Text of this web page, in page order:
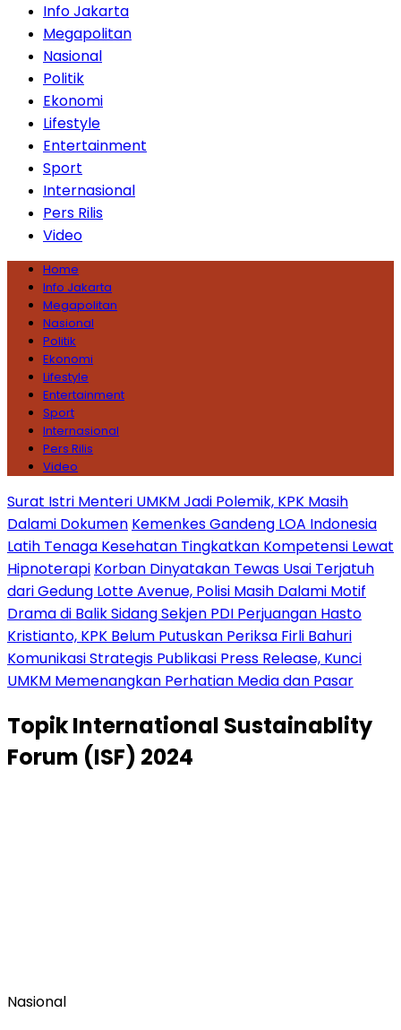
Info Jakarta
Megapolitan
Nasional
Politik
Ekonomi
Lifestyle
Entertainment
Sport
Internasional
Pers Rilis
Video
Home
Info Jakarta
Megapolitan
Nasional
Politik
Ekonomi
Lifestyle
Entertainment
Sport
Internasional
Pers Rilis
Video
Surat Istri Menteri UMKM Jadi Polemik, KPK Masih
Dalami Dokumen Kemenkes Gandeng LOA Indonesia
Latih Tenaga Kesehatan Tingkatkan Kompetensi Lewat
Hipnoterapi Korban Dinyatakan Tewas Usai Terjatuh
dari Gedung Lotte Avenue, Polisi Masih Dalami Motif
Drama di Balik Sidang Sekjen PDI Perjuangan Hasto
Kristianto, KPK Belum Putuskan Periksa Firli Bahuri
Komunikasi Strategis Publikasi Press Release, Kunci
UMKM Memenangkan Perhatian Media dan Pasar
TopikInternational Sustainablity
Forum (ISF) 2024
Nasional